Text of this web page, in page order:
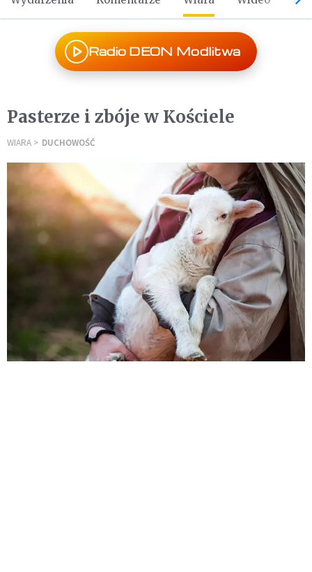
Radio DEON Modlitwa
Pasterze i zbóje w Kościele
WIARA DUCHOWOŚĆ